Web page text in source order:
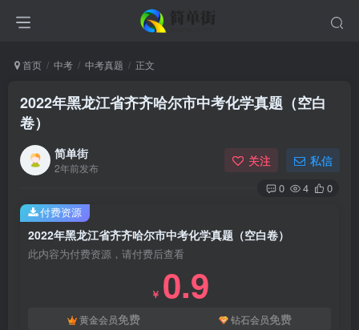
首页 中考 中考真题 正文
2022年黑龙江省齐齐哈尔市中考化学真题（空白
卷）
简单街
2年前发布 关注 私信
0 4 0
2022年黑龙江省齐齐哈尔市中考化学真题（空白卷）
此内容为付费资源，请付费后查看
￥ 0.9
黄金会员免费 钻石会员免费
付费资源